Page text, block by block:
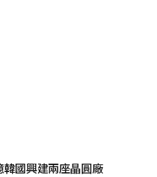
國興建兩座晶圓廠